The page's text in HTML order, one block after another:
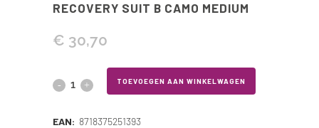
RECOVERY SUIT B CAMO MEDIUM
€ 30,70
Recovery
TOEVOEGEN AAN WINKELWAGEN
EAN: 8718375251393